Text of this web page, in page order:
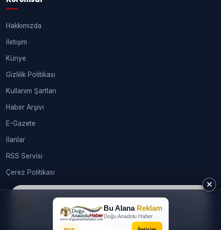
Hakkımızda
İletişim
Künye
Gizlilik Politikası
Kullanım Şartları
Haber Arşivi
E-Gazete
İlanlar
RSS Servisi
Çerez Politikası
webtasarimhizmeti.com®. Tüm hakları saklıdır.
İzin alınmadan, kaynak gösterilerek dahi kullanılamaz. |
Sitemizde size en iyi deneyimi sunabilmek için
çerezleri kullanıyoruz.Daha fazla bilgi
Bu Alana Reklam
Doğu Anadolu Haber